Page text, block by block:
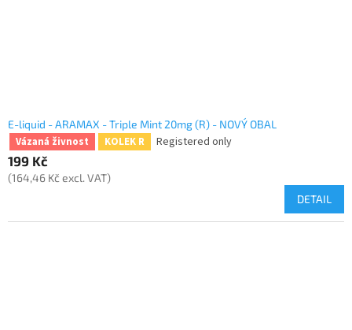
E-liquid - ARAMAX - Triple Mint 20mg (R) - NOVÝ OBAL
Vázaná živnost KOLEK R
Registered only
199 Kč
(164,46 Kč excl. VAT)
DETAIL